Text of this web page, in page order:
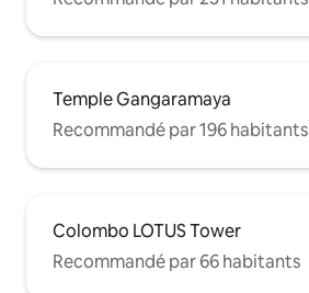
Temple Gangaramaya
Recommandé par 196 habitants
Colombo LOTUS Tower
Recommandé par 66 habitants